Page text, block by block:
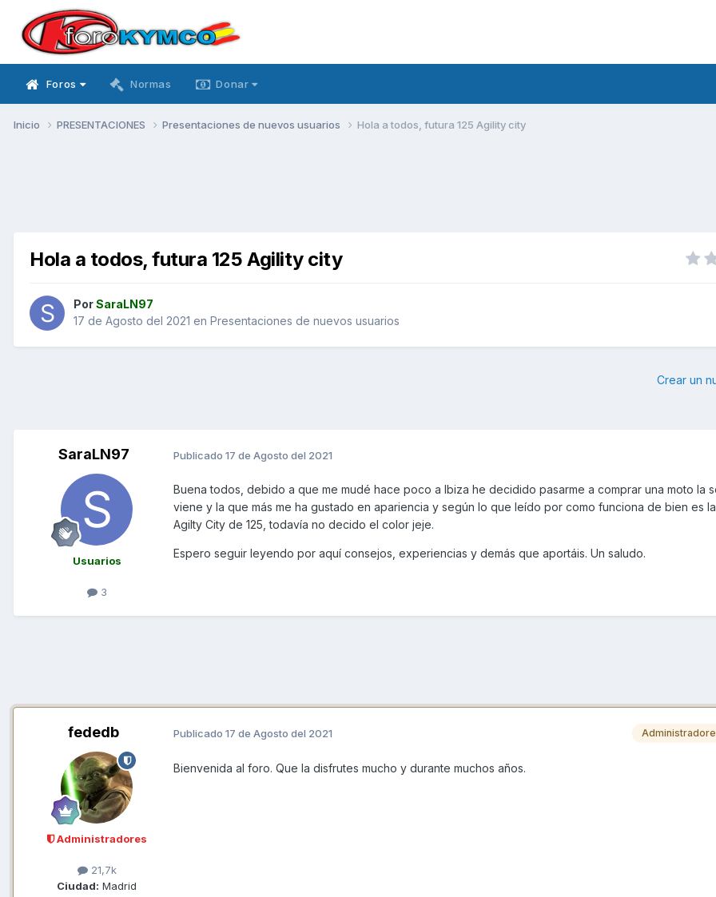
Foros Normas Donar
Inicio PRESENTACIONES Presentaciones de nuevos usuarios Hola a todos, futura 125 Agility city
Hola a todos, futura 125 Agility city
PorSaraLN97
17 de Agosto del 2021 en Presentaciones de nuevos usuarios
Crear un
SaraLN97
Usuarios
3
Publicado 17 de Agosto del 2021
Buena todos, debido a que me mudé hace poco a Ibiza he decidido pasarme a comprar una moto la
viene y la que más me ha gustado en apariencia y según lo que leído por como funciona de bien es
Agilty City de 125, todavía no decido el color jeje.
Espero seguir leyendo por aquí consejos, experiencias y demás que aportáis. Un saludo.
fededb
Administradores
21,7k
Ciudad: Madrid
Publicado 17 de Agosto del 2021
Bienvenida al foro. Que la disfrutes mucho y durante muchos años.